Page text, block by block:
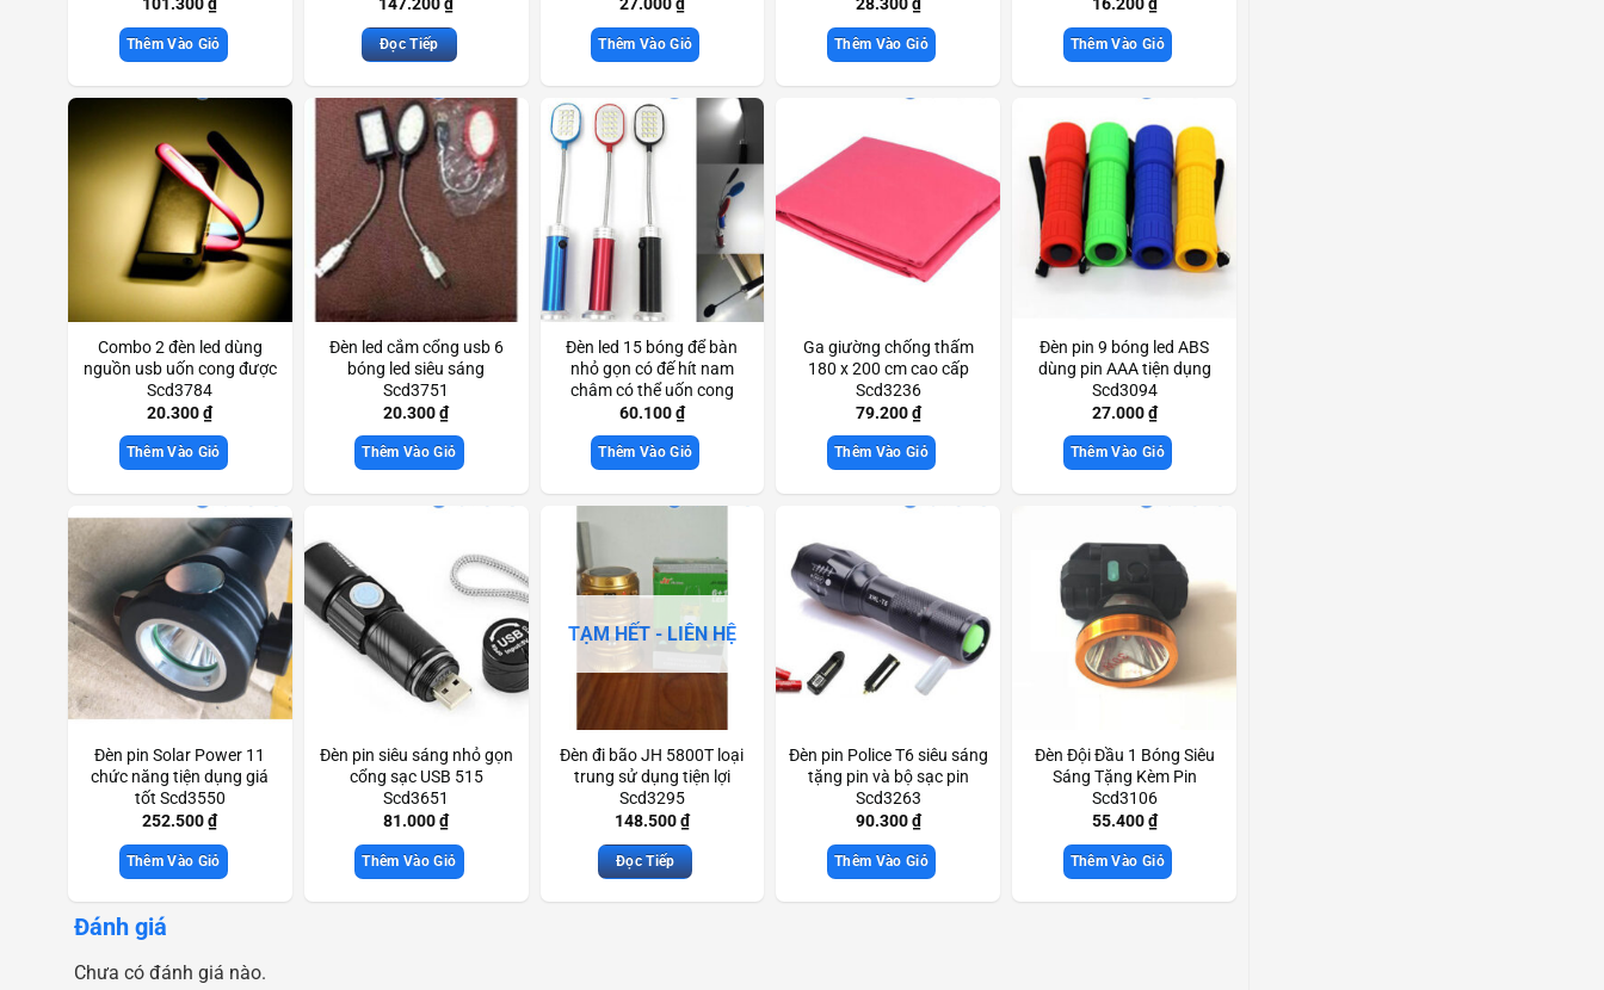
101.300₫
Thêm Vào Giỏ
147.200₫
Đọc Tiếp
27.000₫
Thêm Vào Giỏ
28.300₫
Thêm Vào Giỏ
16.200₫
Thêm Vào Giỏ
Combo 2 đèn led dùng
nguồn usb uốn cong được
Scd3784
20.300₫
Thêm Vào Giỏ
Đèn led cắm cổng usb 6
bóng led siêu sáng
Scd3751
20.300₫
Thêm Vào Giỏ
Đèn led 15 bóng để bàn
nhỏ gọn có đế hít nam
châm có thể uốn cong
theo nhu cầu sử dụng
Scd3477
60.100₫
Thêm Vào Giỏ
Ga giường chống thấm
180 x 200 cm cao cấp
Scd3236
79.200₫
Thêm Vào Giỏ
Đèn pin 9 bóng led ABS
dùng pin AAA tiện dụng
Scd3094
27.000₫
Thêm Vào Giỏ
Đèn pin Solar Power 11
chức năng tiện dụng giá
tốt Scd3550
252.500₫
Thêm Vào Giỏ
Đèn pin siêu sáng nhỏ gọn
cổng sạc USB 515
Scd3651
81.000₫
Thêm Vào Giỏ
TẠM HẾT - LIÊN HỆ
Đèn đi bão JH 5800T loại
trung sử dụng tiện lợi
Scd3295
148.500₫
Đọc Tiếp
Đèn pin Police T6 siêu sáng
tặng pin và bộ sạc pin
Scd3263
90.300₫
Thêm Vào Giỏ
Đèn Đội Đầu 1 Bóng Siêu
Sáng Tặng Kèm Pin
Scd3106
55.400₫
Thêm Vào Giỏ
Đánh giá
Chưa có đánh giá nào.